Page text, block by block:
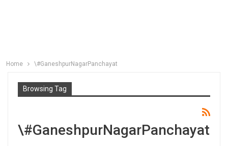
Home \#GaneshpurNagarPanchayat
Browsing Tag
\#GaneshpurNagarPanchayat